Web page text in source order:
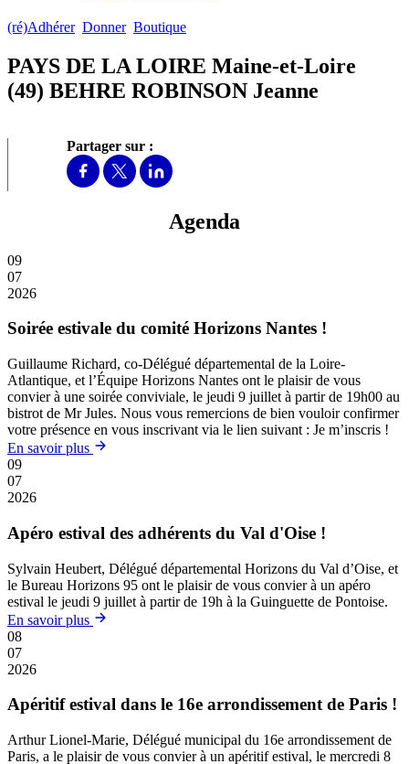
(ré)Adhérer Donner Boutique
PAYS DE LA LOIRE Maine-et-Loire
(49) BEHRE ROBINSON Jeanne
Partager sur :
Agenda
09
07
2026
Soirée estivale du comité Horizons Nantes !
Guillaume Richard, co-Délégué départemental de la Loire-
Atlantique, et l’Équipe Horizons Nantes ont le plaisir de vous
convier à une soirée conviviale, le jeudi 9 juillet à partir de 19h00 au
bistrot de Mr Jules. Nous vous remercions de bien vouloir confirmer
votre présence en vous inscrivant via le lien suivant : Je m’inscris !
En savoir plus
09
07
2026
Apéro estival des adhérents du Val d'Oise !
Sylvain Heubert, Délégué départemental Horizons du Val d’Oise, et
le Bureau Horizons 95 ont le plaisir de vous convier à un apéro
estival le jeudi 9 juillet à partir de 19h à la Guinguette de Pontoise.
En savoir plus
08
07
2026
Apéritif estival dans le 16e arrondissement de Paris !
Arthur Lionel-Marie, Délégué municipal du 16e arrondissement de
Paris, a le plaisir de vous convier à un apéritif estival, le mercredi 8